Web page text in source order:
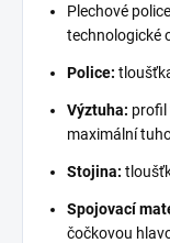
Plechové
technologické
Police:
Výztuha: profil
maximální
Stojina:
Spojovací
čočkovou